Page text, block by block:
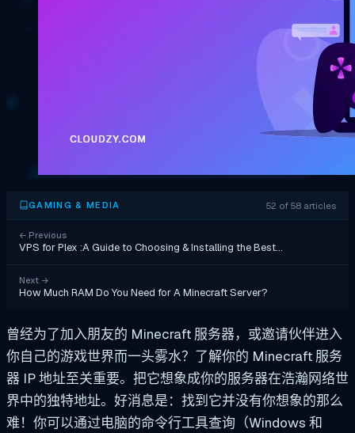
GAMING & MEDIA 52 of 58 articles
← Previous
VPS for Plex :A Guide to Choosing & Installing the Best…
Next →
How Much RAM Do You Need for A Minecraft Server?
曾经为了加入朋友的 Minecraft 服务器，或邀请伙伴进入
你自己的游戏世界而一头雾水？了解你的 Minecraft 服务
器 IP 地址至关重要。把它想象成你的服务器在浩瀚网络世
界中的独特地址。好消息是：找到它并没有你想象的那么
难！你可以通过电脑的命令行工具查询（Windows 和